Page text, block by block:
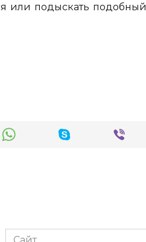
или подыскать подобный
Сайт